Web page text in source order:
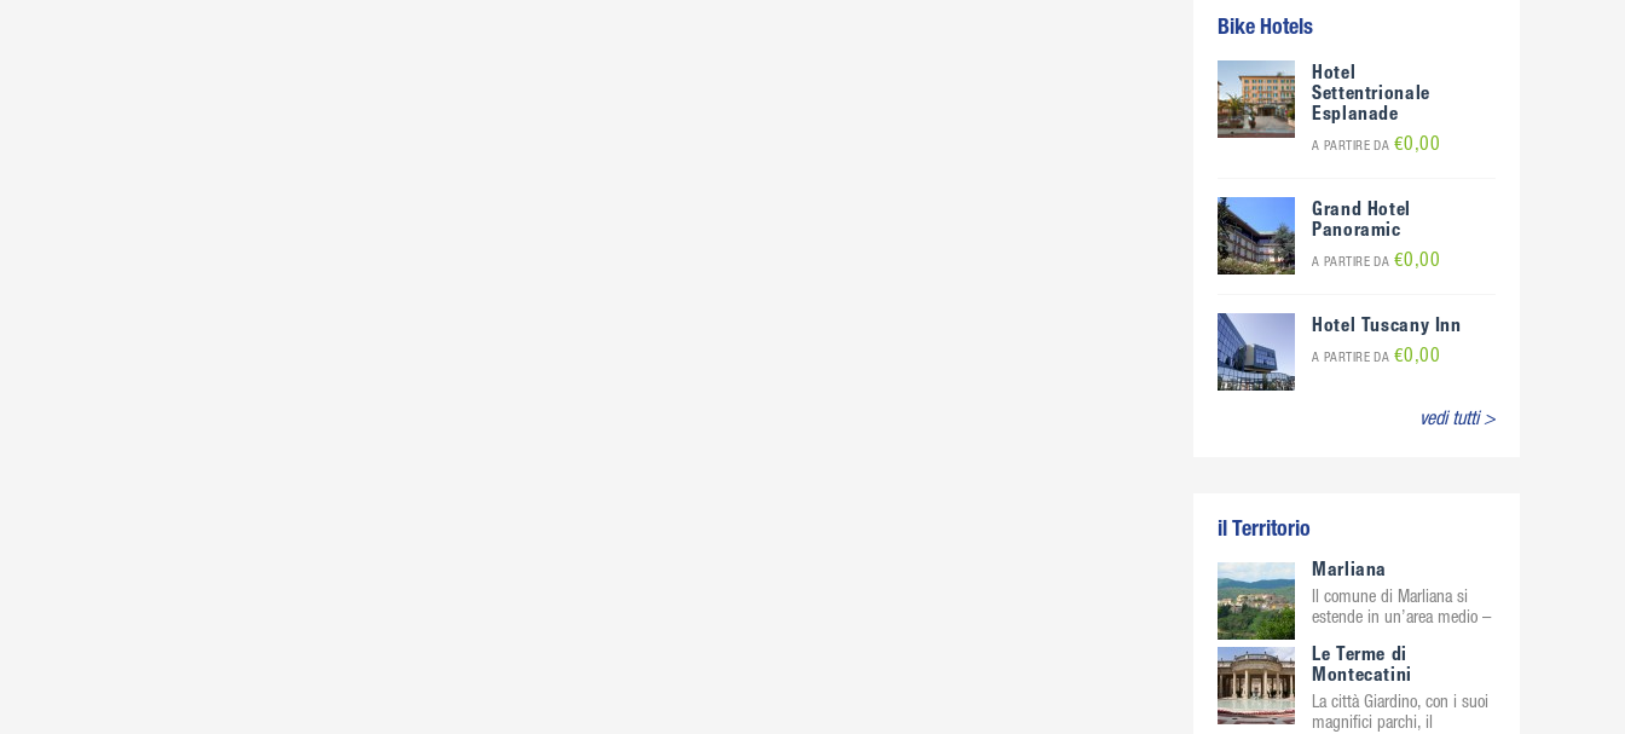
Bike Hotels
Hotel
Settentrionale
Esplanade
A PARTIRE DA €0,00
Grand Hotel
Panoramic
A PARTIRE DA €0,00
Hotel Tuscany Inn
A PARTIRE DA €0,00
vedi tutti >
il Territorio
Marliana
Il comune di Marliana si
estende in un’area medio –
Le Terme di
Montecatini
La città Giardino, con i suoi
magnifici parchi, il